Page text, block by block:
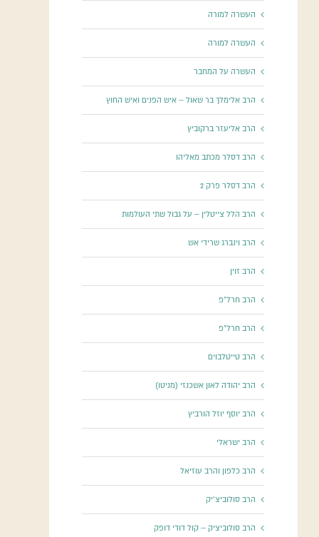
העשרה למורה
העשרה למורה
העשרה על המחבר
הרב אלימלך בר שאול – איש הפנים ואיש החוץ
הרב אליעזר ברקוביץ
הרב דסלר מכתב מאליהו
הרב דסלר פרק 2
הרב הלל צייטלין – על גבול שתי העולמות
הרב וינברג שרידי אש
הרב זוין
הרב חרל"פ
הרב חרל"פ
הרב טייטלבוים
הרב יהודה לאון אשכנזי (מניטו)
הרב יוסף יוזל הורביץ
הרב ישראלי
הרב כלפון והרב עוזיאל
הרב סולוביצ'יק
הרב סולוביציק – קול דודי דופק